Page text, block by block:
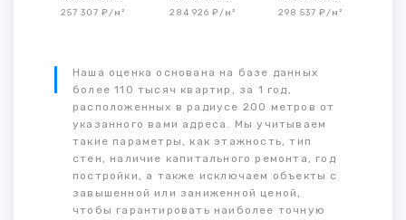
257 307 ₽/м² 284 926 ₽/м² 298 537 ₽/м²
Наша оценка основана на базе данных
более 110 тысяч квартир, за 1 год,
расположенных в радиусе 200 метров от
указанного вами адреса. Мы учитываем
такие параметры, как этажность, тип
стен, наличие капитального ремонта, год
постройки, а также исключаем объекты с
завышенной или заниженной ценой,
чтобы гарантировать наиболее точную